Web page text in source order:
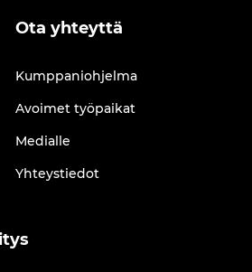
Ota yhteyttä
Kumppaniohjelma
Avoimet työpaikat
Medialle
Yhteystiedot